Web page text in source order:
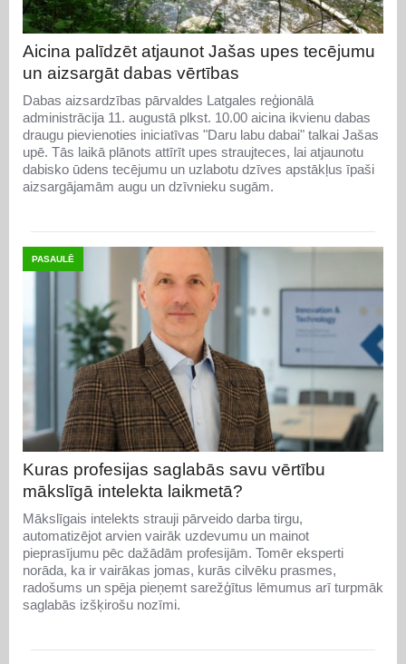
Aicina palīdzēt atjaunot Jašas upes tecējumu
un aizsargāt dabas vērtības
Dabas aizsardzības pārvaldes Latgales reģionālā
administrācija 11. augustā plkst. 10.00 aicina ikvienu dabas
draugu pievienoties iniciatīvas "Daru labu dabai" talkai Jašas
upē. Tās laikā plānots attīrīt upes straujteces, lai atjaunotu
dabisko ūdens tecējumu un uzlabotu dzīves apstākļus īpaši
aizsargājamām augu un dzīvnieku sugām.
PASAULĒ
Kuras profesijas saglabās savu vērtību
mākslīgā intelekta laikmetā?
Mākslīgais intelekts strauji pārveido darba tirgu,
automatizējot arvien vairāk uzdevumu un mainot
pieprasījumu pēc dažādām profesijām. Tomēr eksperti
norāda, ka ir vairākas jomas, kurās cilvēku prasmes,
radošums un spēja pieņemt sarežģītus lēmumus arī turpmāk
saglabās izšķirošu nozīmi.